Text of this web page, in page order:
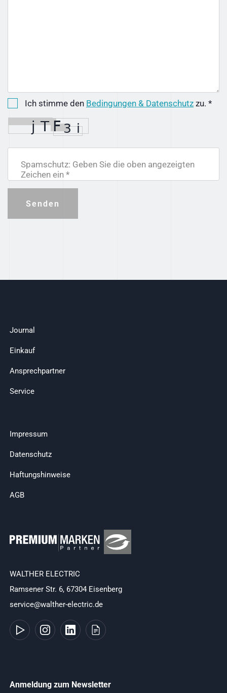
Ich stimme den Bedingungen & Datenschutz zu. *
Spamschutz: Geben Sie die oben angezeigten
Zeichen ein *
Senden
Journal
Einkauf
Ansprechpartner
Service
Impressum
Datenschutz
Haftungshinweise
AGB
WALTHER ELECTRIC
Ramsener Str. 6, 67304 Eisenberg
service@walther-electric.de
Anmeldung zum Newsletter